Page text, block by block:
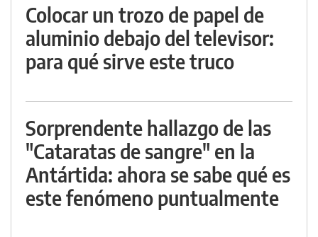
Colocar un trozo de papel de
aluminio debajo del televisor:
para qué sirve este truco
Sorprendente hallazgo de las
"Cataratas de sangre" en la
Antártida: ahora se sabe qué es
este fenómeno puntualmente